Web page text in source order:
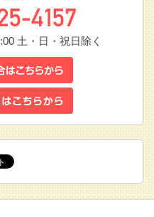
土・日・祝日除く